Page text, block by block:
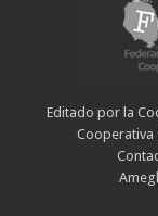
Editado por la
Cooperativa